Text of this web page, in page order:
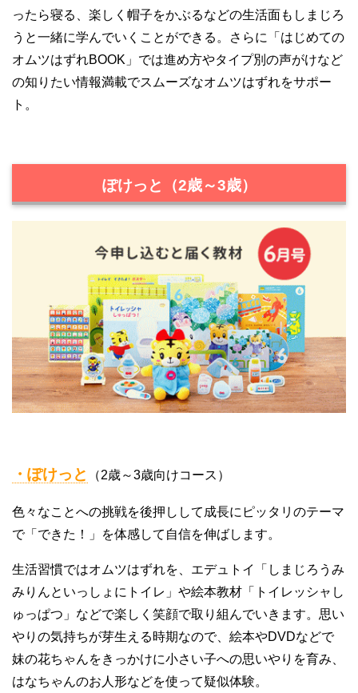
ったら寝る、楽しく帽子をかぶるなどの生活面もしまじろ
うと一緒に学んでいくことができる。さらに「はじめての
オムツはずれBOOK」では進め方やタイプ別の声がけなど
の知りたい情報満載でスムーズなオムツはずれをサポー
ト。
ぽけっと（2歳～3歳）
・ぽけっと （2歳～3歳向けコース）
色々なことへの挑戦を後押しして成長にピッタリのテーマ
で「できた！」を体感して自信を伸ばします。
生活習慣ではオムツはずれを、エデュトイ「しまじろうみ
みりんといっしょにトイレ」や絵本教材「トイレッシャし
ゅっぱつ」などで楽しく笑顔で取り組んでいきます。思い
やりの気持ちが芽生える時期なので、絵本やDVDなどで
妹の花ちゃんをきっかけに小さい子への思いやりを育み、
はなちゃんのお人形などを使って疑似体験。